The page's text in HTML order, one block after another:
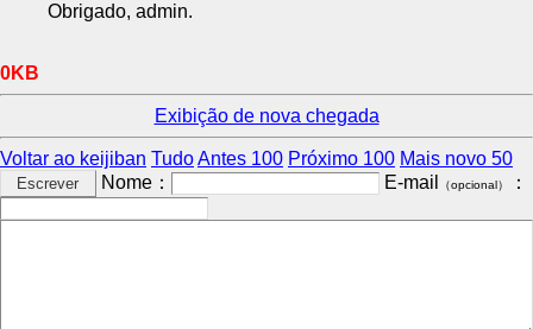
Obrigado, admin.
0KB
Exibição de nova chegada
Voltar ao keijiban TudoAntes 100 Próximo 100 Mais novo 50
Nome：
E-mail （opcional） ：